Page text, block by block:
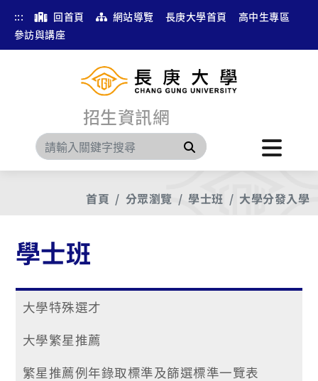
::: 回首頁 網站導覽 長庚大學首頁
高中生專區
參訪與講座
招生資訊網
搜尋
首頁 分眾瀏覽 學士班 大學分發入學
學士班
大學特殊選才
大學繁星推薦
繁星推薦例年錄取標準及篩選標準一覽表